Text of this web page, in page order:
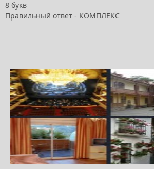
8 букв
Правильный ответ - КОМПЛЕКС